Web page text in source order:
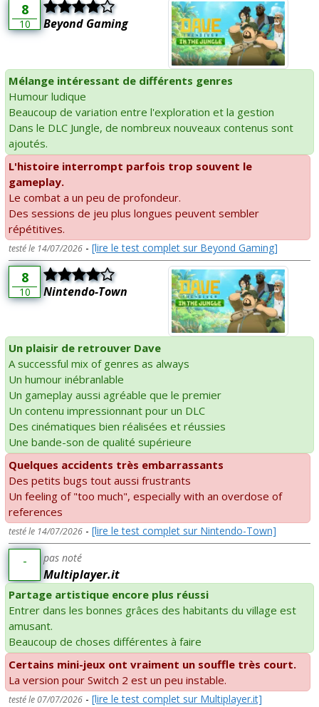
8
10 Beyond Gaming
Mélange intéressant de différents genres
Humour ludique
Beaucoup de variation entre l'exploration et la gestion
Dans le DLC Jungle, de nombreux nouveaux contenus sont
ajoutés.
L'histoire interrompt parfois trop souvent le
gameplay.
Le combat a un peu de profondeur.
Des sessions de jeu plus longues peuvent sembler
répétitives.
testé le 14/07/2026 - [lire le test complet sur Beyond Gaming]
8
10 Nintendo-Town
Un plaisir de retrouver Dave
A successful mix of genres as always
Un humour inébranlable
Un gameplay aussi agréable que le premier
Un contenu impressionnant pour un DLC
Des cinématiques bien réalisées et réussies
Une bande-son de qualité supérieure
Quelques accidents très embarrassants
Des petits bugs tout aussi frustrants
Un feeling of "too much", especially with an overdose of
references
testé le 14/07/2026 - [lire le test complet sur Nintendo-Town]
- pas noté
Multiplayer.it
Partage artistique encore plus réussi
Entrer dans les bonnes grâces des habitants du village est
amusant.
Beaucoup de choses différentes à faire
Certains mini-jeux ont vraiment un souffle très court.
La version pour Switch 2 est un peu instable.
testé le 07/07/2026 - [lire le test complet sur Multiplayer.it]